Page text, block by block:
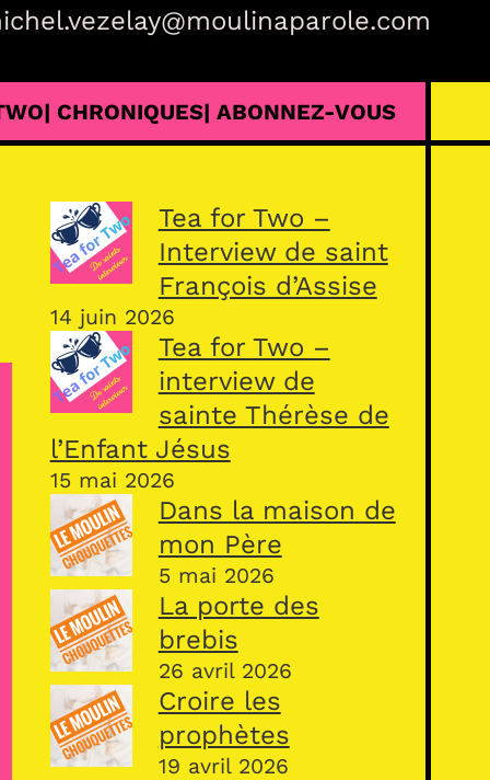
| CHRONIQUES| ABONNEZ-VOUS
Tea for Two –
Interview de saint
François d’Assise
14 juin 2026
Tea for Two –
interview de
sainte Thérèse de
l’Enfant Jésus
15 mai 2026
Dans la maison de
mon Père
5 mai 2026
La porte des
brebis
26 avril 2026
Croire les
prophètes
19 avril 2026